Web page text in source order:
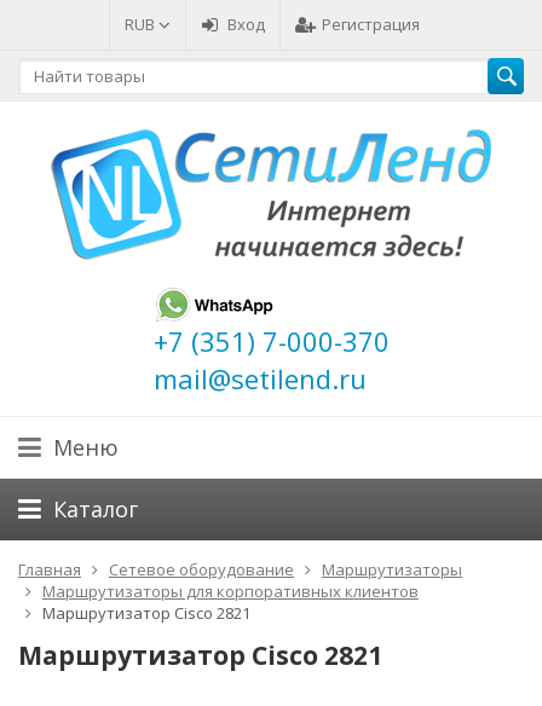
RUB Вход Регистрация
+7 (351) 7-000-370
mail@setilend.ru
Меню
Каталог
Главная Сетевое оборудование
Маршрутизаторы
Маршрутизаторы для корпоративных клиентов
Маршрутизатор Cisco 2821
Маршрутизатор Cisco 2821